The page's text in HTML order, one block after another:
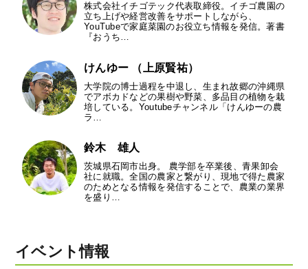
株式会社イチゴテック代表取締役。イチゴ農園の
立ち上げや経営改善をサポートしながら、
YouTubeで家庭菜園のお役立ち情報を発信。著書
『おうち…
けんゆー （上原賢祐）
大学院の博士過程を中退し、生まれ故郷の沖縄県
でアボカドなどの果樹や野菜、多品目の植物を栽
培している。Youtubeチャンネル「けんゆーの農
ラ…
鈴木 雄人
茨城県石岡市出身。 農学部を卒業後、青果卸会
社に就職。全国の農家と繋がり、現地で得た農家
のためとなる情報を発信することで、農業の業界
を盛り…
イベント情報